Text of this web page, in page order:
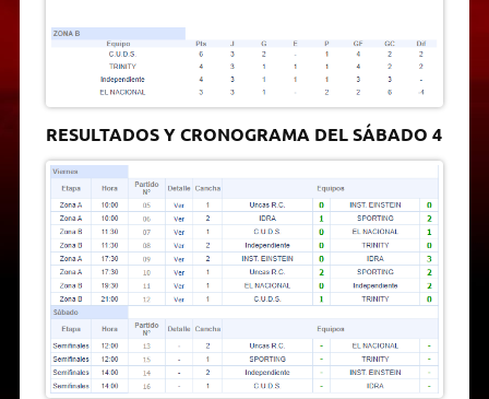
RESULTADOS Y CRONOGRAMA DEL SÁBADO 4